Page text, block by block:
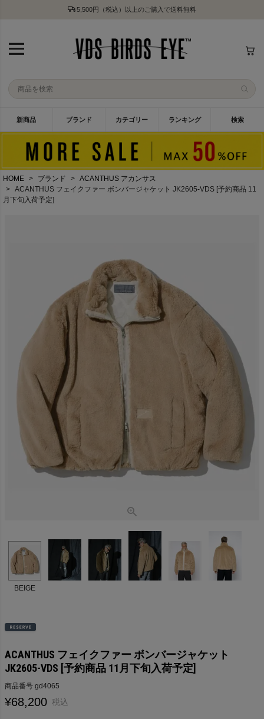
5,500円（税込）以上のご購入で送料無料
新商品 ブランド カテゴリー ランキング 検索
HOME ブランド
ACANTHUS アカンサス
ACANTHUS フェイクファー ボンバージャケット JK2605-VDS [予約商品 11
月下旬入荷予定]
BEIGE
ACANTHUS フェイクファー ボンバージャケット
JK2605-VDS [予約商品 11月下旬入荷予定]
商品番号 gd4065
¥68,200 税込